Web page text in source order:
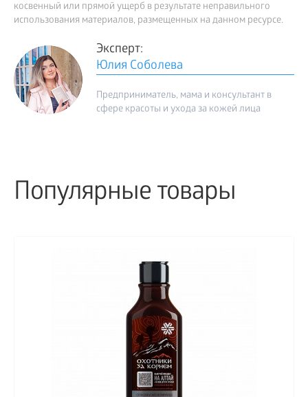
косвенный или прямой ущерб в результате неправильного
использования материалов, размещенных на данном ресурсе.
Эксперт:
Юлия Соболева
Предприниматель, мама и консультант в
сфере красоты и ухода за кожей лица
Популярные товары